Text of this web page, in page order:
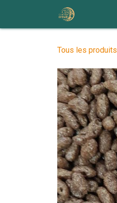
Se rendre au contenu
Tous les produits